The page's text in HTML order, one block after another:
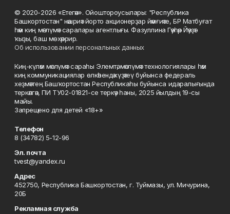
© 2020-2026 «Етегән». Ойоштороусылары: "Республика
Башкортостан" нәшриәт йорто акционерҙар йәмғиәте, БР Матбуғат
һәм киң мәғлүмәт саралары агентлығы. Фазуллина Гәүһәр Йәүҙәт
ҡыҙы, баш мөхәррир.
Об использовании персональных данных
Киң-күләм мәғлүмәт сараһы Элемтә, мәғлүмәт технологиялары һәм
киң коммуникациялар өлкәһендә күҙәтеү буйынса федераль
хеҙмәттең Башҡортостан Республикаһы буйынса идаралығында
теркәлгән, ПИ ТУ02-01821-се теркәү һаны, 2025 йылдың 19-сы
майы.
Запрещено для детей «18+»
Телефон
8 (34782) 5-12-96
Эл. почта
tvest@yandex.ru
Адрес
452750, Республика Башкортостан, г. Туймазы, ул. Мичурина,
20Б
Рекламная служба